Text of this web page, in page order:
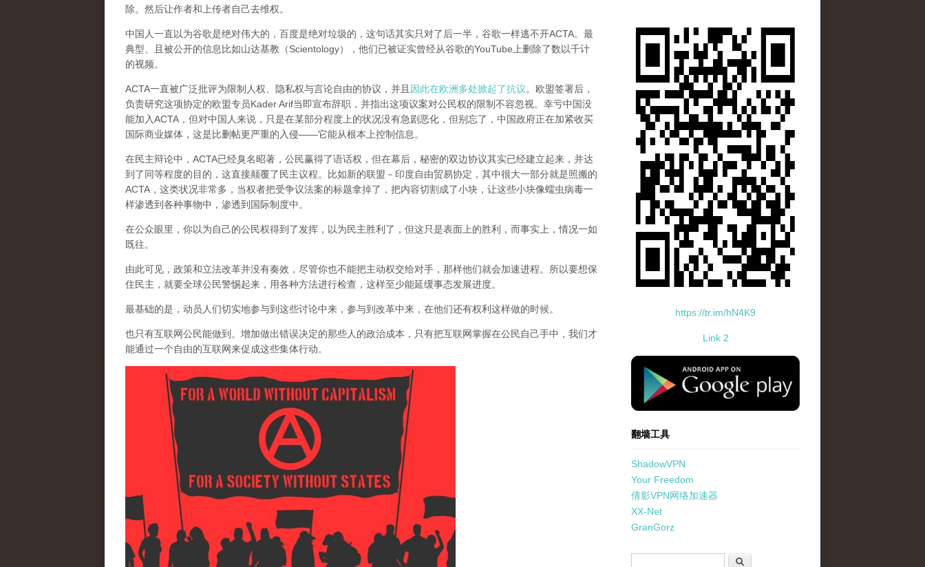
除。然后让作者和上传者自己去维权。
中国人一直以为谷歌是绝对伟大的，百度是绝对垃圾的，这句话其实只对了后一半，谷歌一样逃不开ACTA。最
典型、且被公开的信息比如山达基教（Scientology），他们已被证实曾经从谷歌的YouTube上删除了数以千计
的视频。
ACTA一直被广泛批评为限制人权、隐私权与言论自由的协议，并且 因此在欧洲多处掀起了抗议。欧盟签署后，
负责研究这项协定的欧盟专员Kader Arif当即宣布辞职，并指出这项议案对公民权的限制不容忽视。 幸亏中国没
能加入ACTA，但对中国人来说，只是在某部分程度上的状况没有急剧恶化，但别忘了，中国政府正在加紧收买
国际商业媒体，这是比删帖更严重的入侵——它能从根本上控制信息。
在民主辩论中，ACTA已经臭名昭著，公民赢得了语话权，但在幕后，秘密的双边协议其实已经建立起来，并达
到了同等程度的目的，这直接颠覆了民主议程。比如新的联盟－印度自由贸易协定，其中很大一部分就是照搬的
ACTA，这类状况非常多，当权者把受争议法案的标题拿掉了，把内容切割成了小块，让这些小块像蠕虫病毒一
样渗透到各种事物中，渗透到国际制度中。
在公众眼里，你以为自己的公民权得到了发挥，以为民主胜利了，但这只是表面上的胜利，而事实上，情况一如
既往。
由此可见，政策和立法改革并没有奏效，尽管你也不能把主动权交给对手，那样他们就会加速进程。所以要想保
住民主，就要全球公民警惕起来，用各种方法进行检查，这样至少能延缓事态发展进度。
最基础的是，动员人们切实地参与到这些讨论中来，参与到改革中来，在他们还有权利这样做的时候。
也只有互联网公民能做到。增加做出错误决定的那些人的政治成本，只有把互联网掌握在公民自己手中，我们才
能通过一个自由的互联网来促成这些集体行动。
https://tr.im/hN4K9
Link 2
standard-icon-googleplay-app-store.png
翻墙工具
ShadowVPN
Your Freedom
倩影VPN网络加速器
XX-Net
GranGorz
搜索